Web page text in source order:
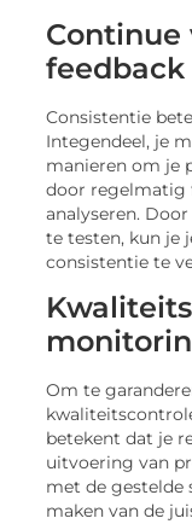
feedback
Consistentie
Integendeel, je
manieren om je
door regelmatig
analyseren.
te testen, kun je
consistentie te
Om te
betekent dat je
uitvoering van
met de gestelde
maken van de